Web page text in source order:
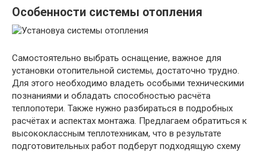
Особенности системы отопления
Самостоятельно выбрать оснащение, важное для
установки отопительной системы, достаточно трудно.
Для этого необходимо владеть особыми техническими
познаниями и обладать способностью расчёта
теплопотери. Также нужно разбираться в подробных
расчётах и аспектах монтажа. Предлагаем обратиться к
высококлассным теплотехникам, что в результате
подготовительных работ подберут подходящую схему